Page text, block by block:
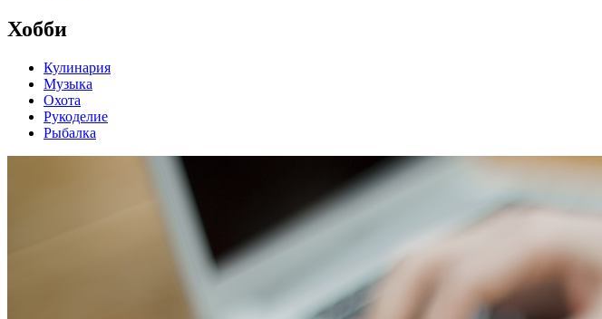
Хобби
Кулинария
Музыка
Охота
Рукоделие
Рыбалка